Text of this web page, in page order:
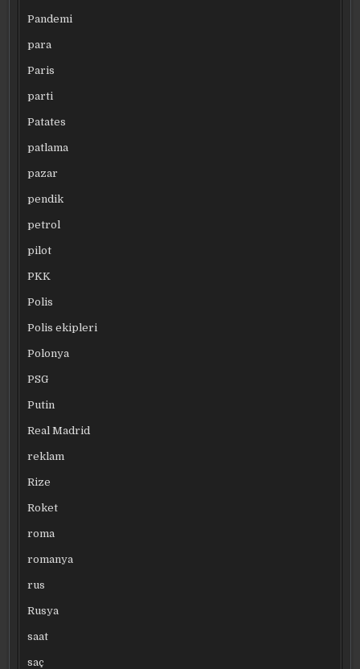
Pandemi
para
Paris
parti
Patates
patlama
pazar
pendik
petrol
pilot
PKK
Polis
Polis ekipleri
Polonya
PSG
Putin
Real Madrid
reklam
Rize
Roket
roma
romanya
rus
Rusya
saat
saç